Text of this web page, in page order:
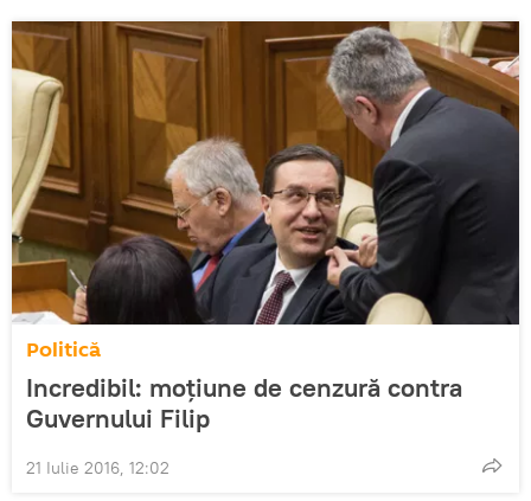
Politică
Incredibil: moțiune de cenzură contra
Guvernului Filip
21 Iulie 2016, 12:02